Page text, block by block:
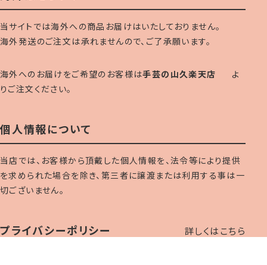
当サイトでは海外への商品お届けはいたしておりません。
海外発送のご注文は承れませんので、ご了承願います。
海外へのお届けをご希望のお客様は手芸の山久楽天店
よ
りご注文ください。
個人情報について
当店では、お客様から頂戴した個人情報を、法令等により提供
を求められた場合を除き、第三者に譲渡または利用する事は一
切ございません。
プライバシーポリシー 詳しくはこちら